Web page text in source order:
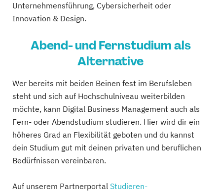
Unternehmensführung, Cybersicherheit oder
Innovation & Design.
Abend- und Fernstudium als
Alternative
Wer bereits mit beiden Beinen fest im Berufsleben
steht und sich auf Hochschulniveau weiterbilden
möchte, kann Digital Business Management auch als
Fern- oder Abendstudium studieren. Hier wird dir ein
höheres Grad an Flexibilität geboten und du kannst
dein Studium gut mit deinen privaten und beruflichen
Bedürfnissen vereinbaren.
Auf unserem Partnerportal Studieren-